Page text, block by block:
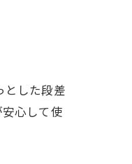
とした段差
心して使